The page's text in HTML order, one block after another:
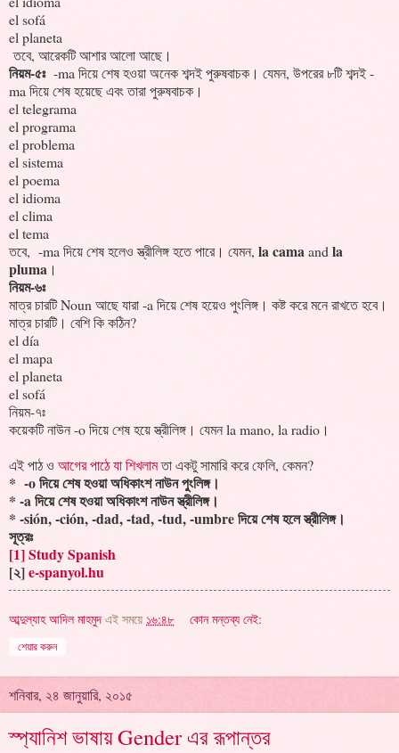
el sofá
el planeta
তবে, আরেকটি আশার আলো আছে।
নিয়ম-৫ঃ -ma দিয়ে শেষ হওয়া অনেক শব্দই পুরুষবাচক। যেমন, উপরের ৮টি শব্দই -
ma দিয়ে শেষ হয়েছে এবং তারা পুরুষবাচক।
el telegrama
el programa
el problema
el sistema
el poema
el idioma
el clima
el tema
তবে, -ma দিয়ে শেষ হলেও স্ত্রীলিঙ্গ হতে পারে। যেমন, la camaand la
pluma ।
নিয়ম-৬ঃ
মাত্র চারটি Noun আছে যারা -a দিয়ে শেষ হয়েও পুংলিঙ্গ। কষ্ট করে মনে রাখতে হবে।
মাত্র চারটি। বেশি কি কঠিন?
el día
el mapa
el planeta
el sofá
নিয়ম-৭ঃ
কয়েকটি নাউন -o দিয়ে শেষ হয়ে স্ত্রীলিঙ্গ। যেমন la mano, la radio।
এই পাঠ ও আগের পাঠে যা শিখলামতা একটু সামারি করে ফেলি, কেমন?
* -o দিয়ে শেষ হওয়া অধিকাংশ নাউন পুংলিঙ্গ।
* -a দিয়ে শেষ হওয়া অধিকাংশ নাউন স্ত্রীলিঙ্গ।
* -sión, -ción, -dad, -tad, -tud, -umbre দিয়ে শেষ হলে স্ত্রীলিঙ্গ।
সূত্রঃ
[1] Study Spanish
[২]e-spanyol.hu
আব্দুল্যাহ আদিল মাহমুদ এই সময়ে ১৬:৪৮ কোন মন্তব্য নেই:
শেয়ার করুন
শনিবার, ২৪ জানুয়ারি, ২০১৫
স্প্যানিশ ভাষায় Gender এর রূপান্তর